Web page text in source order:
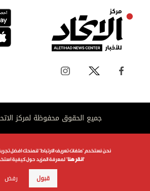
جميع الحقوق محفوظة لمركز الاتحاد
نحن نستخدم "ملفات تعريف الارتباط" لنمنحك افضل
"انقر هنا" لمعرفة المزيد حول كيفية
قبول رفض